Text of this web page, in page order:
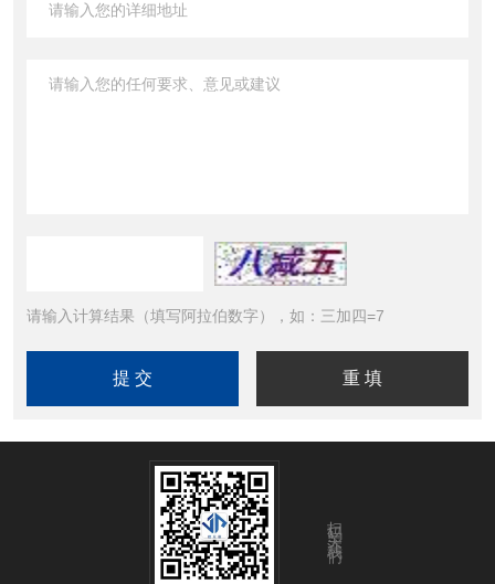
请输入计算结果（填写阿拉伯数字），如：三加四=7
扫码关注我们